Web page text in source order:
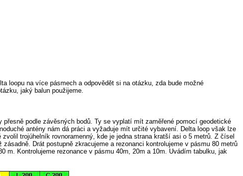
loopu na více pásmech a odpovědět si na otázku, zda bude možné
jaký balun použijeme.
podle závěsných bodů. Ty se vyplatí mít zaměřené pomocí geodetické
antény nám dá práci a vyžaduje mít určité vybavení. Delta loop však lze
trojúhelník rovnoramenný, kde je jedna strana kratší asi o 5 metrů. Z čísel
Drát postupně zkracujeme a rezonanci kontrolujeme v pásmu 80 metrů
Kontrolujeme rezonance v pásmu 40m, 20m a 10m. Uvádím tabulku, jak